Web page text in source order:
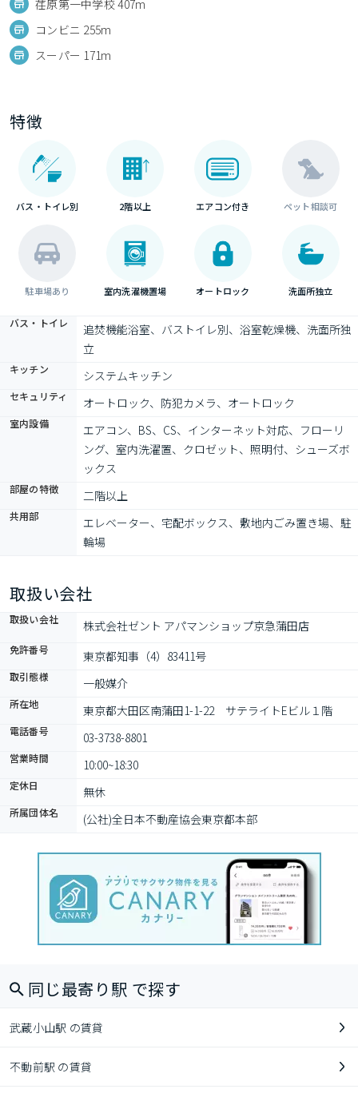
荏原第一中学校 407m
コンビニ 255m
スーパー 171m
特徴
バス・トイレ別 2階以上 エアコン付き ペット相談可
駐車場あり 室内洗濯機置場 オートロック 洗面所独立
バス・トイレ
追焚機能浴室、バストイレ別、浴室乾燥機、洗面所独
立
キッチン システムキッチン
セキュリティ オートロック、防犯カメラ、オートロック
室内設備
エアコン、BS、CS、インターネット対応、フローリ
ング、室内洗濯置、クロゼット、照明付、シューズボ
ックス
部屋の特徴 二階以上
共用部
エレベーター、宅配ボックス、敷地内ごみ置き場、駐
輪場
取扱い会社
取扱い会社 株式会社ゼント アパマンショップ京急蒲田店
免許番号 東京都知事（4）83411号
取引態様 一般媒介
所在地 東京都大田区南蒲田1-1-22　サテライトEビル１階
電話番号 03-3738-8801
営業時間 10:00~18:30
定休日 無休
所属団体名 (公社)全日本不動産協会東京都本部
同じ最寄り駅 で探す
武蔵小山駅 の賃貸
不動前駅 の賃貸